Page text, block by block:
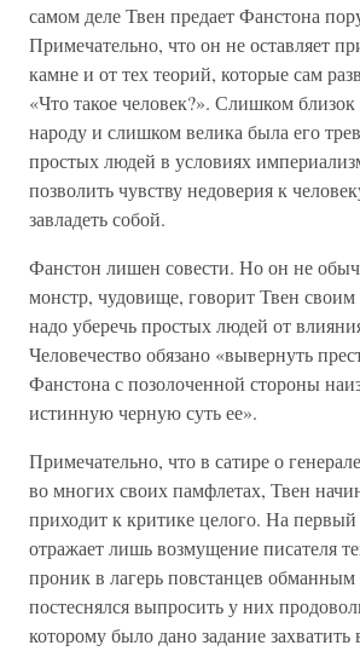
самом деле Твен предает Фанстона
Примечательно, что он не оставляет
камне и от тех теорий, которые сам
«Что такое человек?». Слишком
народу и слишком велика была его
простых людей в условиях
позволить чувству недоверия к
завладеть собой.
Фанстон лишен совести. Но он не
монстр, чудовище, говорит Твен
надо уберечь простых людей от
Человечество обязано «вывернуть
Фанстона с позолоченной стороны
истинную черную суть ее».
Примечательно, что в сатире о
во многих своих памфлетах, Твен
приходит к критике целого. На первый
отражает лишь возмущение писателя
проник в лагерь повстанцев
постеснялся выпросить у них
которому было дано задание захватить